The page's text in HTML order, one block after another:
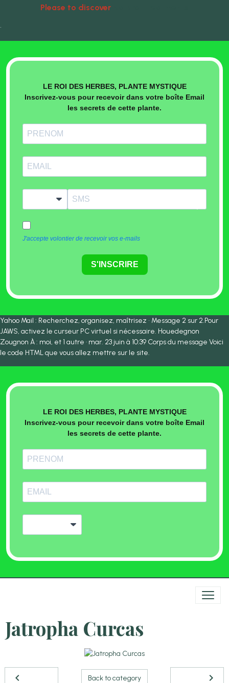
Please to discover
•
LE ROI DES HERBES, PLANTE MYSTIQUE
Inscrivez-vous pour recevoir dans votre boîte Email
les secrets de cette plante.
J'accepte volontier de recevoir vos e-mails
S'INSCRIRE
Yahoo Mail : Recherchez, organisez, maîtrisez • Message 2 sur 2.Pour
JAWS, activez le curseur PC virtuel si nécessaire. Houedegnon
Zougnon À : moi, et 1 autre · mar. 23 juin à 10:39 Corps du message Voici
le code HTML que vous allez mettre sur le site.
LE ROI DES HERBES, PLANTE MYSTIQUE
Inscrivez-vous pour recevoir dans votre boîte Email
les secrets de cette plante.
Jatropha Curcas
Back to category